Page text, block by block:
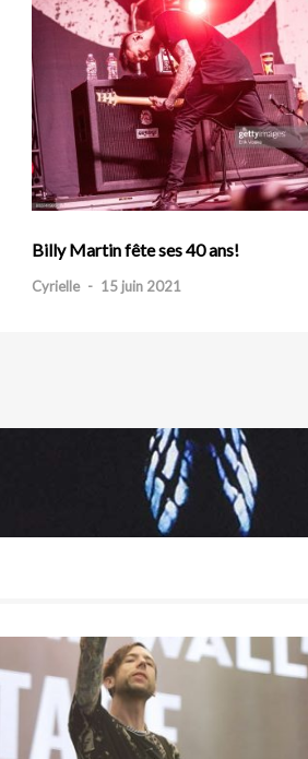
Billy Martin fête ses 40 ans!
Cyrielle - 15 juin 2021